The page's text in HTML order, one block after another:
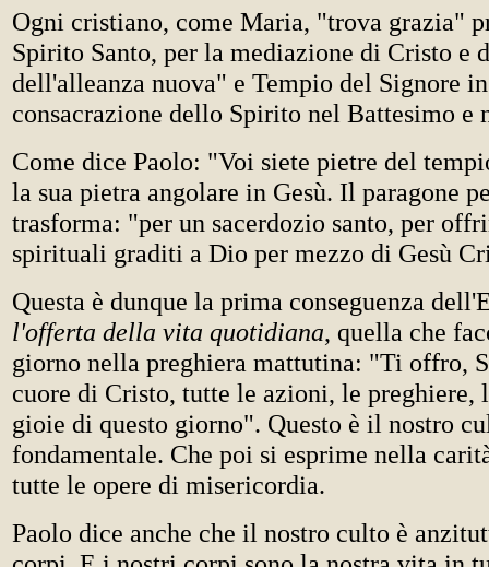
Ogni cristiano, come Maria, "trova grazia"
Spirito Santo, per la mediazione di Cristo e
dell'alleanza nuova" e Tempio del Signore
consacrazione dello Spirito nel Battesimo e
Come dice Paolo: "Voi siete pietre del
la sua pietra angolare in Gesù. Il paragone
trasforma: "per un sacerdozio santo, per
spirituali graditi a Dio per mezzo di Gesù
Questa è dunque la prima conseguenza
l'offerta della vita quotidiana, quella che
giorno nella preghiera mattutina: "Ti offro,
cuore di Cristo, tutte le azioni, le preghiere,
gioie di questo giorno". Questo è il nostro
fondamentale. Che poi si esprime nella
tutte le opere di misericordia.
Paolo dice anche che il nostro culto è